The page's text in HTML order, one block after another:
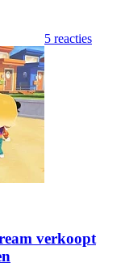
5 reacties
verkoopt